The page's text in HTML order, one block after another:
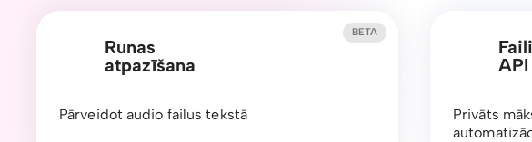
Runas
atpazīšana
Pārveidot audio failus tekstā
BETA
API
Privāts